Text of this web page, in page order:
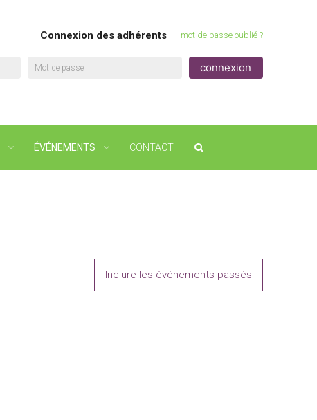
Connexion des adhérents mot de passe oublié ?
Mot de passe
ÉVÉNEMENTS CONTACT
Inclure les événements passés